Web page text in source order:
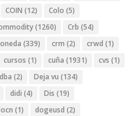
COIN (12) Colo (5)
(1260) Crb (54)
(339) crm (2) crwd (1)
cursos (1) cuña (1931) cvs (1)
dba (2) Deja vu (134)
didi (4) Dis (19)
(1) dogeusd (2)